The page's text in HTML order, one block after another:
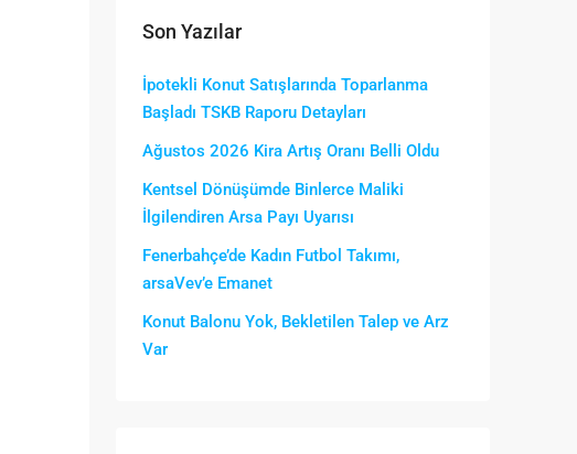
Son Yazılar
İpotekli Konut Satışlarında Toparlanma
Başladı TSKB Raporu Detayları
Ağustos 2026 Kira Artış Oranı Belli Oldu
Kentsel Dönüşümde Binlerce Maliki
İlgilendiren Arsa Payı Uyarısı
Fenerbahçe’de Kadın Futbol Takımı,
arsaVev’e Emanet
Konut Balonu Yok, Bekletilen Talep ve Arz
Var